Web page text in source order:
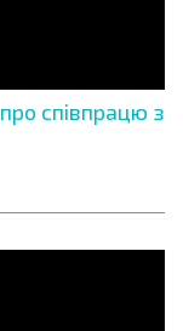
співпрацю з